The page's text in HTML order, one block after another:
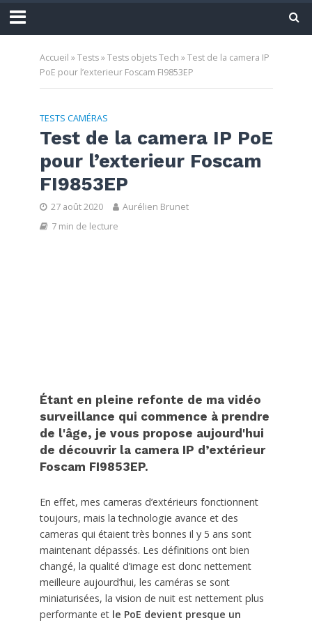
Accueil »Tests»Tests objets Tech »Test de la camera IP
PoE pour l’exterieur Foscam FI9853EP
TESTS CAMÉRAS
Test de la camera IP PoE
pour l’exterieur Foscam
FI9853EP
27 août 2020
Aurélien Brunet
7 min de lecture
Étant en pleine refonte de ma vidéo
surveillance qui commence à prendre
de l'âge, je vous propose aujourd'hui
de découvrir la camera IP d’extérieur
Foscam FI9853EP.
En effet, mes cameras d’extérieurs fonctionnent
toujours, mais la technologie avance et des
cameras qui étaient très bonnes il y 5 ans sont
maintenant dépassés. Les définitions ont bien
changé, la qualité d’image est donc nettement
meilleure aujourd’hui, les caméras se sont
miniaturisées, la vision de nuit est nettement plus
performante et le PoE devient presque un